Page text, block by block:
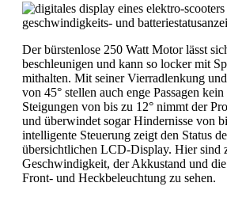
Der bürstenlose 250 Watt Motor lässt
beschleunigen und kann so locker mit
mithalten. Mit seiner Vierradlenkung
von 45° stellen auch enge Passagen
Steigungen von bis zu 12° nimmt der
und überwindet sogar Hindernisse von
intelligente Steuerung zeigt den Status
übersichtlichen LCD-Display. Hier sind
Geschwindigkeit, der Akkustand und
Front- und Heckbeleuchtung zu sehen.